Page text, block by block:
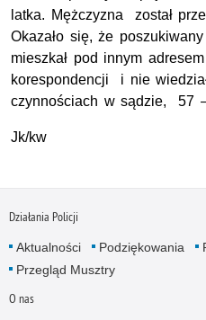
latka. Mężczyzna został
Okazało się, że
mieszkał pod innym
korespondencji i nie
czynnościach w sądzie, 57
Jk/kw
Działania Policji
Aktualności Podziękowania
Przegląd Musztry
O nas